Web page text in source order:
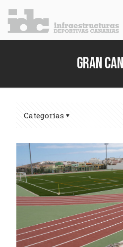
Gran
Categorías